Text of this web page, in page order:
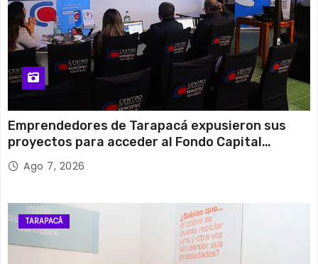
Emprendedores de Tarapacá expusieron sus
proyectos para acceder al Fondo Capital
Semilla de SERCOTEC
Ago 7, 2026
TARAPACÁ